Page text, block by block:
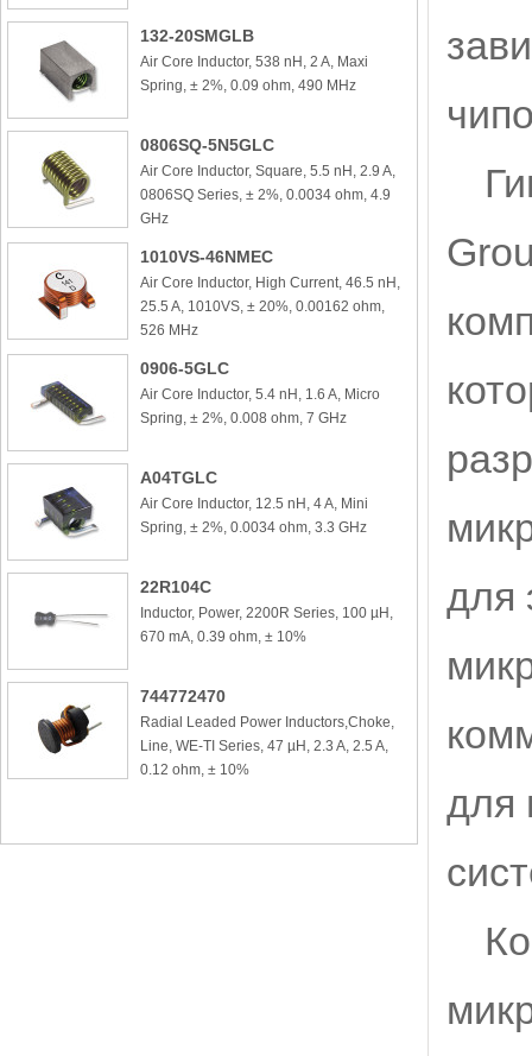
132-20SMGLB
Air Core Inductor, 538 nH, 2 A, Maxi
Spring, ± 2%, 0.09 ohm, 490 MHz
0806SQ-5N5GLC
Air Core Inductor, Square, 5.5 nH, 2.9 A,
0806SQ Series, ± 2%, 0.0034 ohm, 4.9
GHz
1010VS-46NMEC
Air Core Inductor, High Current, 46.5 nH,
25.5 A, 1010VS, ± 20%, 0.00162 ohm,
526 MHz
0906-5GLC
Air Core Inductor, 5.4 nH, 1.6 A, Micro
Spring, ± 2%, 0.008 ohm, 7 GHz
A04TGLC
Air Core Inductor, 12.5 nH, 4 A, Mini
Spring, ± 2%, 0.0034 ohm, 3.3 GHz
22R104C
Inductor, Power, 2200R Series, 100 µH,
670 mA, 0.39 ohm, ± 10%
744772470
Radial Leaded Power Inductors,Choke,
Line, WE-TI Series, 47 µH, 2.3 A, 2.5 A,
0.12 ohm, ± 10%
для
для